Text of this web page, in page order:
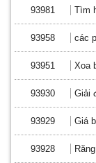
93981 Tìm
93958 các
93951 Xoa
93930 Giải
93929 Giá
93928